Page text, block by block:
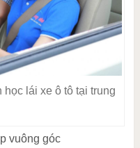
lái xe ô tô tại trung
vuông góc